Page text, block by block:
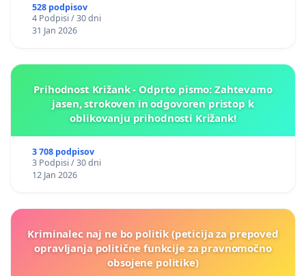
528 podpisov
4 Podpisi / 30 dni
31 Jan 2026
Prihodnost Križank - Odprto pismo: Zahtevamo
jasen, strokoven in odgovoren pristop k
oblikovanju prihodnosti Križank!
3 708 podpisov
3 Podpisi / 30 dni
12 Jan 2026
Kriminalec naj ne bo politik (peticija za prepoved
opravljanja politične funkcije za pravnomočno
obsojene politike)